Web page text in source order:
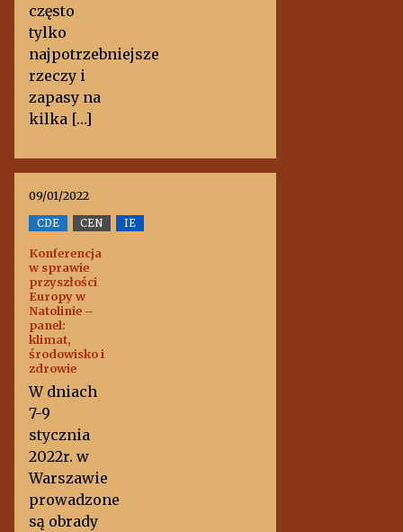
często
tylko
najpotrzebniejsze
rzeczy i
zapasy na
kilka […]
09/01/2022
CDE CEN IE
Konferencja
w sprawie
przyszłości
Europy w
Natolinie –
panel:
klimat,
środowisko i
zdrowie
W dniach
7-9
stycznia
2022r. w
Warszawie
prowadzone
są obrady